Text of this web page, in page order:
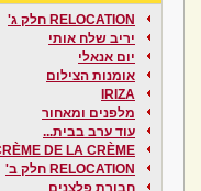
RELOCATION חלק ג'
יריב שלח אותי
יום אנאלי
אומנות הצילום
IRIZA
מלפנים ומאחור
עוד ערב בבית...
DE LA CRÈME
RELOCATION חלק ב'
חבורת פלצנים